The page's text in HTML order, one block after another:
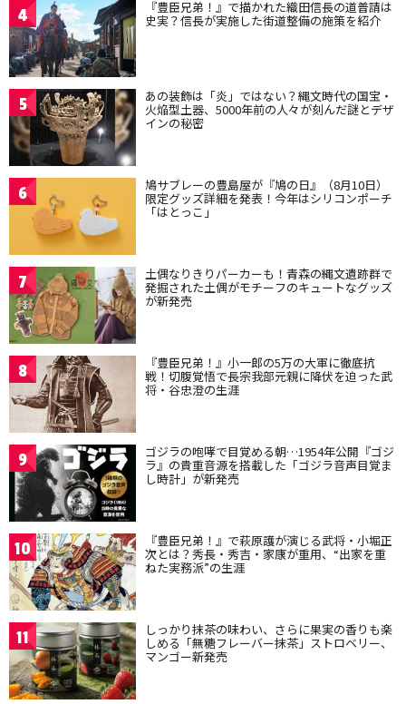
4 『豊臣兄弟！』で描かれた織田信長の道普請は
史実？信長が実施した街道整備の施策を紹介
5 あの装飾は「炎」ではない？縄文時代の国宝・
火焔型土器、5000年前の人々が刻んだ謎とデザ
インの秘密
6 鳩サブレーの豊島屋が『鳩の日』（8月10日）
限定グッズ詳細を発表！今年はシリコンポーチ
「はとっこ」
7 土偶なりきりパーカーも！青森の縄文遺跡群で
発掘された土偶がモチーフのキュートなグッズ
が新発売
8 『豊臣兄弟！』小一郎の5万の大軍に徹底抗
戦！切腹覚悟で長宗我部元親に降伏を迫った武
将・谷忠澄の生涯
9 ゴジラの咆哮で目覚める朝…1954年公開『ゴジ
ラ』の貴重音源を搭載した「ゴジラ音声目覚ま
し時計」が新発売
10 『豊臣兄弟！』で萩原護が演じる武将・小堀正
次とは？秀長・秀吉・家康が重用、“出家を重
ねた実務派”の生涯
11 しっかり抹茶の味わい、さらに果実の香りも楽
しめる「無糖フレーバー抹茶」ストロベリー、
マンゴー新発売